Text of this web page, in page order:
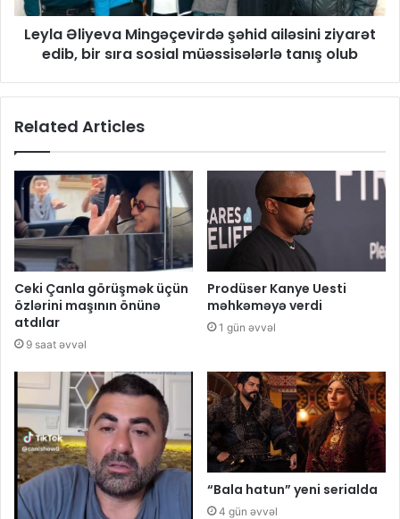
Leyla Əliyeva Mingəçevirdə şəhid ailəsini ziyarət
edib, bir sıra sosial müəssisələrlə tanış olub
Related Articles
Ceki Çanla görüşmək üçün
özlərini maşının önünə
atdılar
9 saat əvvəl
Prodüser Kanye Uesti
məhkəməyə verdi
1 gün əvvəl
“Bala hatun” yeni serialda
4 gün əvvəl